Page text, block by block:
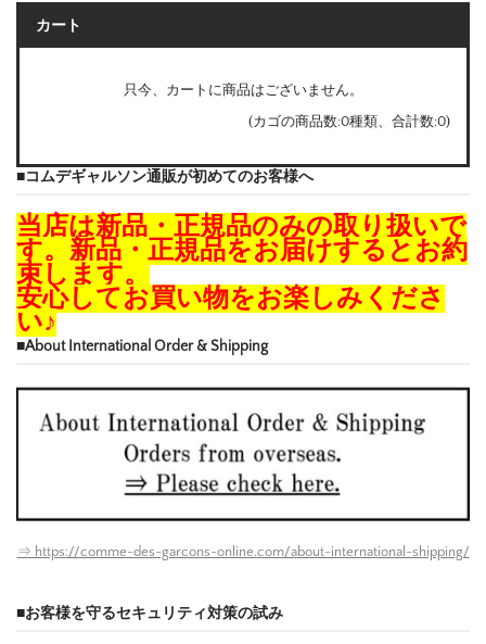
カート
只今、カートに商品はございません。
(カゴの商品数:0種類、合計数:0)
■コムデギャルソン通販が初めてのお客様へ
当店は新品・正規品のみの取り扱いで
す。新品・正規品をお届けするとお約
束します。
安心してお買い物をお楽しみくださ
い♪
■About International Order & Shipping
⇒ https://comme-des-garcons-online.com/about-international-shipping/
■お客様を守るセキュリティ対策の試み